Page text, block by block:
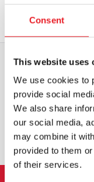
Consent
This website uses
We use cookies to
provide social
We also share
our social media,
may combine it
provided to them
of their services.
PRODUKT ANSEHEN
WELTWEITER
UMTAUSCH ODER